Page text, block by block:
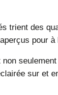
trient des
pour à
sur et